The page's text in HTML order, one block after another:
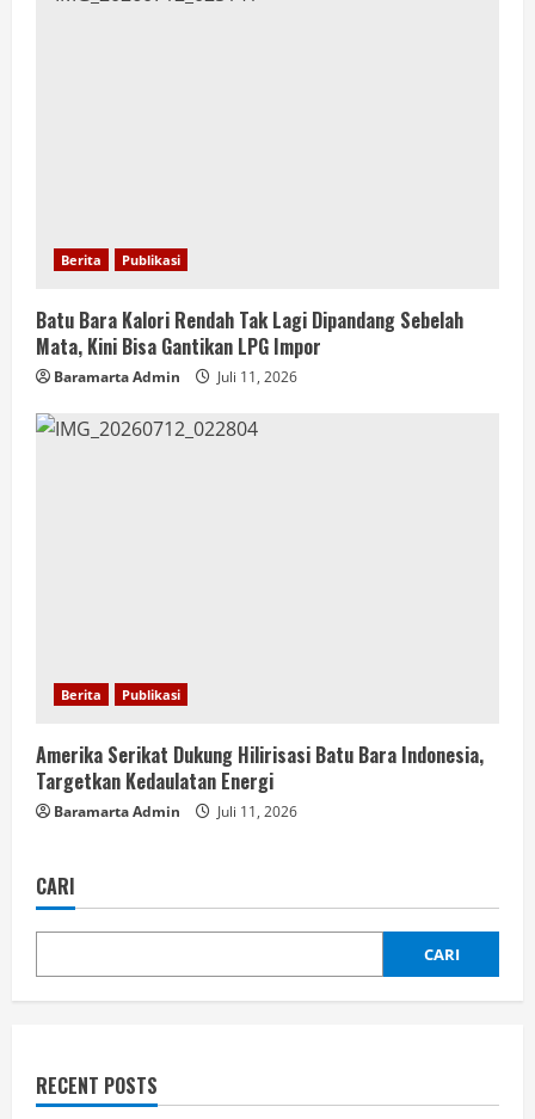
Berita Publikasi
Batu Bara Kalori Rendah Tak Lagi Dipandang Sebelah
Mata, Kini Bisa Gantikan LPG Impor
Baramarta Admin Juli 11, 2026
Berita Publikasi
Amerika Serikat Dukung Hilirisasi Batu Bara Indonesia,
Targetkan Kedaulatan Energi
Baramarta Admin Juli 11, 2026
CARI
CARI
RECENT POSTS